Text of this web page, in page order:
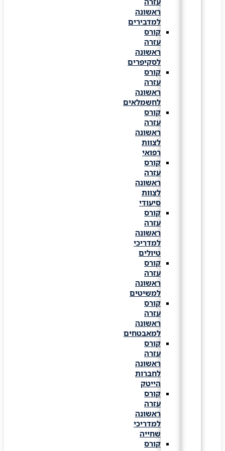
ראשונה
למדבירים
קורס
עזרה
ראשונה
לסקיפרים
קורס
עזרה
ראשונה
לחשמלאים
קורס
עזרה
ראשונה
לצוות
רפואי
קורס
עזרה
ראשונה
לצוות
סיעודי
קורס
עזרה
ראשונה
למדריכי
טיולים
קורס
עזרה
ראשונה
למשיטים
קורס
עזרה
ראשונה
למאבטחים
קורס
עזרה
ראשונה
לחברות
הייטק
קורס
עזרה
ראשונה
למדריכי
שחייה
קורס